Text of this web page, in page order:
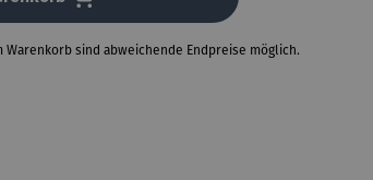
sind abweichende Endpreise möglich.